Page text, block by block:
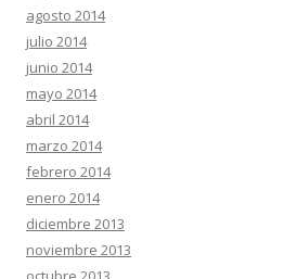
agosto 2014
julio 2014
junio 2014
mayo 2014
abril 2014
marzo 2014
febrero 2014
enero 2014
diciembre 2013
noviembre 2013